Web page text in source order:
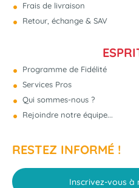
Frais de livraison
Retour, échange & SAV
Programme de Fidélité
Services Pros
Qui sommes-nous ?
Rejoindre notre équipe...
RESTEZ INFORMÉ !
Inscrivez-vous à